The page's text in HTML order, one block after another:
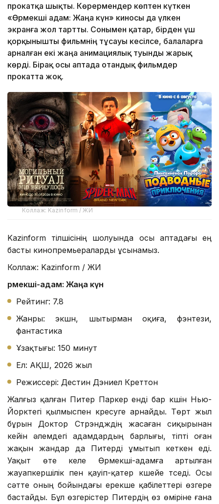
прокатқа шықты. Көрермендер көптен күткен
«Өрмекші адам: Жаңа күн» киносы да үлкен
экранға жол тартты. Сонымен қатар, бірден үш
қорқынышты фильмнің тұсауы кесілсе, балаларға
арналған екі жаңа анимациялық туынды жарық
көрді. Бірақ осы аптада отандық фильмдер
прокатта жоқ.
Коллаж: Kazinform / ЖИ
Kazinform тілшісінің шолуында осы аптадағы ең
басты кинопремьераларды ұсынамыз.
Коллаж: Kazinform / ЖИ
Өрмекші-адам: Жаңа күн
Рейтинг: 7.8
Жанры: экшн, шытырман оқиға, фэнтези,
фантастика
Ұзақтығы: 150 минут
Ел: АҚШ, 2026 жыл
Режиссері: Дестин Дэниел Креттон
Жалғыз қалған Питер Паркер енді бар күшін Нью-
Йорктегі қылмыспен күресуге арнайды. Төрт жыл
бұрын Доктор Стрэндждің жасаған сиқырынан
кейін әлемдегі адамдардың барлығы, тіпті оған
жақын жандар да Питерді ұмытып кеткен еді.
Уақыт өте келе Өрмекші-адамға артылған
жауапкершілік пен қауіп-қатер күшейе түседі. Осы
сәтте оның бойындағы ерекше қабілеттері өзгере
бастайды. Бұл өзгерістер Питердің өз өміріне ғана